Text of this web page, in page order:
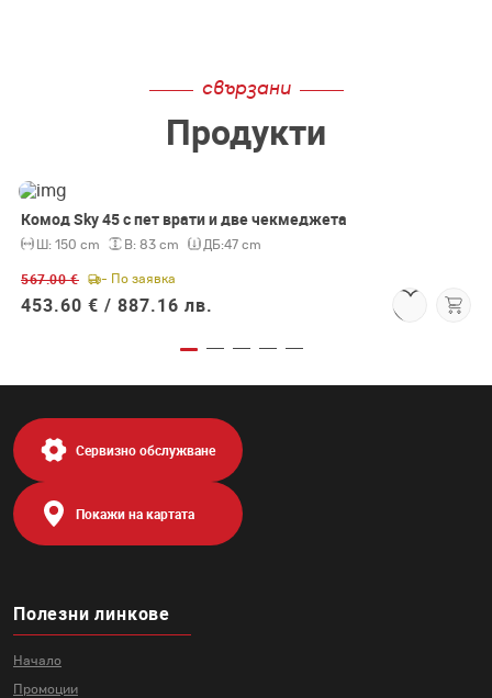
свързани
Продукти
-20%
Комод Sky 45 с пет врати и две чекмеджета
Ш: 150 cm В: 83 cm ДБ:47 cm
567.00 € - По заявка
453.60 € / 887.16 лв.
Полезни линкове
Начало
Промоции
Сервизно обслужване
Покажи на картата